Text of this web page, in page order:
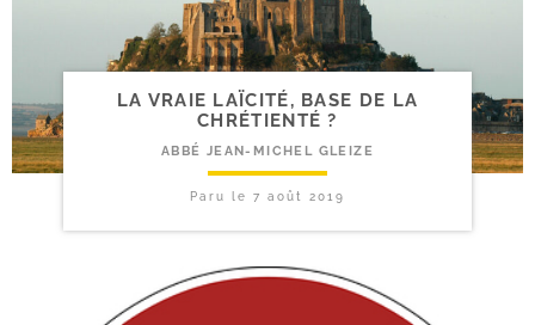
LA VRAIE LAÏCITÉ, BASE DE LA
CHRÉTIENTÉ ?
ABBÉ JEAN-MICHEL GLEIZE
Paru le 7 août 2019